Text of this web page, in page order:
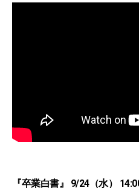
『卒業白書』 9/24（水）